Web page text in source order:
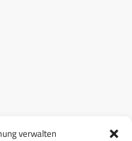
verwalten